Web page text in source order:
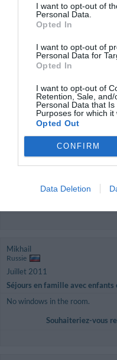
I want to opt-out of
Personal Data.
Opted In
I want to opt-out of
Personal Data for
Opted In
I want to opt-out of
Retention, Sale,
Personal Data that
Purposes for which it
Opted Out
CONFIRM
Data Deletion
Mars 2012
Séjour en couple d'âge moyen
Mancava una vera finestra
Souhaiteriez-vous
Novembre 2011
Mikhail
Russie
Juillet 2011
Séjours en famille avec enfants
No windows in the room.
Souhaiteriez-vous